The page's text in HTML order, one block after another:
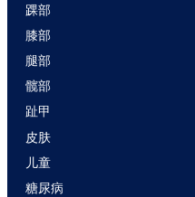
踝部
膝部
腿部
髋部
趾甲
皮肤
儿童
糖尿病